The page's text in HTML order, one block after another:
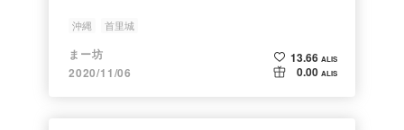
沖縄 首里城
まー坊
2020/11/06
13.66 ALIS
0.00 ALIS